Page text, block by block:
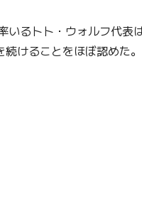
いるトト・ウォルフ代表
けることをほぼ認めた。